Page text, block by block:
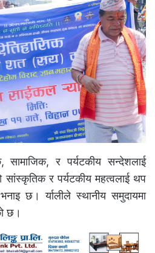
सामाजिक, र पर्यटकीय सन्देशलाई
सांस्कृतिक र पर्यटकीय महत्वलाई थप
छ। र्यालीले स्थानीय समुदायमा
छ।